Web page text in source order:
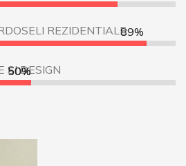
REZIDENTIALE89%
SI DESIGN
50%
50%